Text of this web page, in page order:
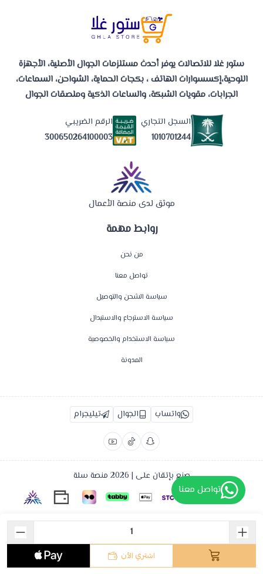
اشتري الآن
روابط مهمة
من نحن
تواصل معنا
سياسة الشحن والتوصيل
سياسة الاسترجاع والاستبدال
سياسة الاستخدام والخصوصية
المدونة
ستور غلا للاتصالات يوفر أحدث مستلزمات الجوال الأصلية، الأجهزة
اللوحية،إكسسوارات الهاتف ، بكجات الحماية، الشواحن، السماعات،
الجرابات، مقويات الشبكة، والساعات الذكية وملصقات الجوال
السجل التجاري
1010701244
الرقم الضريبي
300650264100003
موثق لدى منصة الأعمال
واتساب الجوال تيليجرام
صنع بإتقان على | 2026 منصة سلة
تواصل معنا